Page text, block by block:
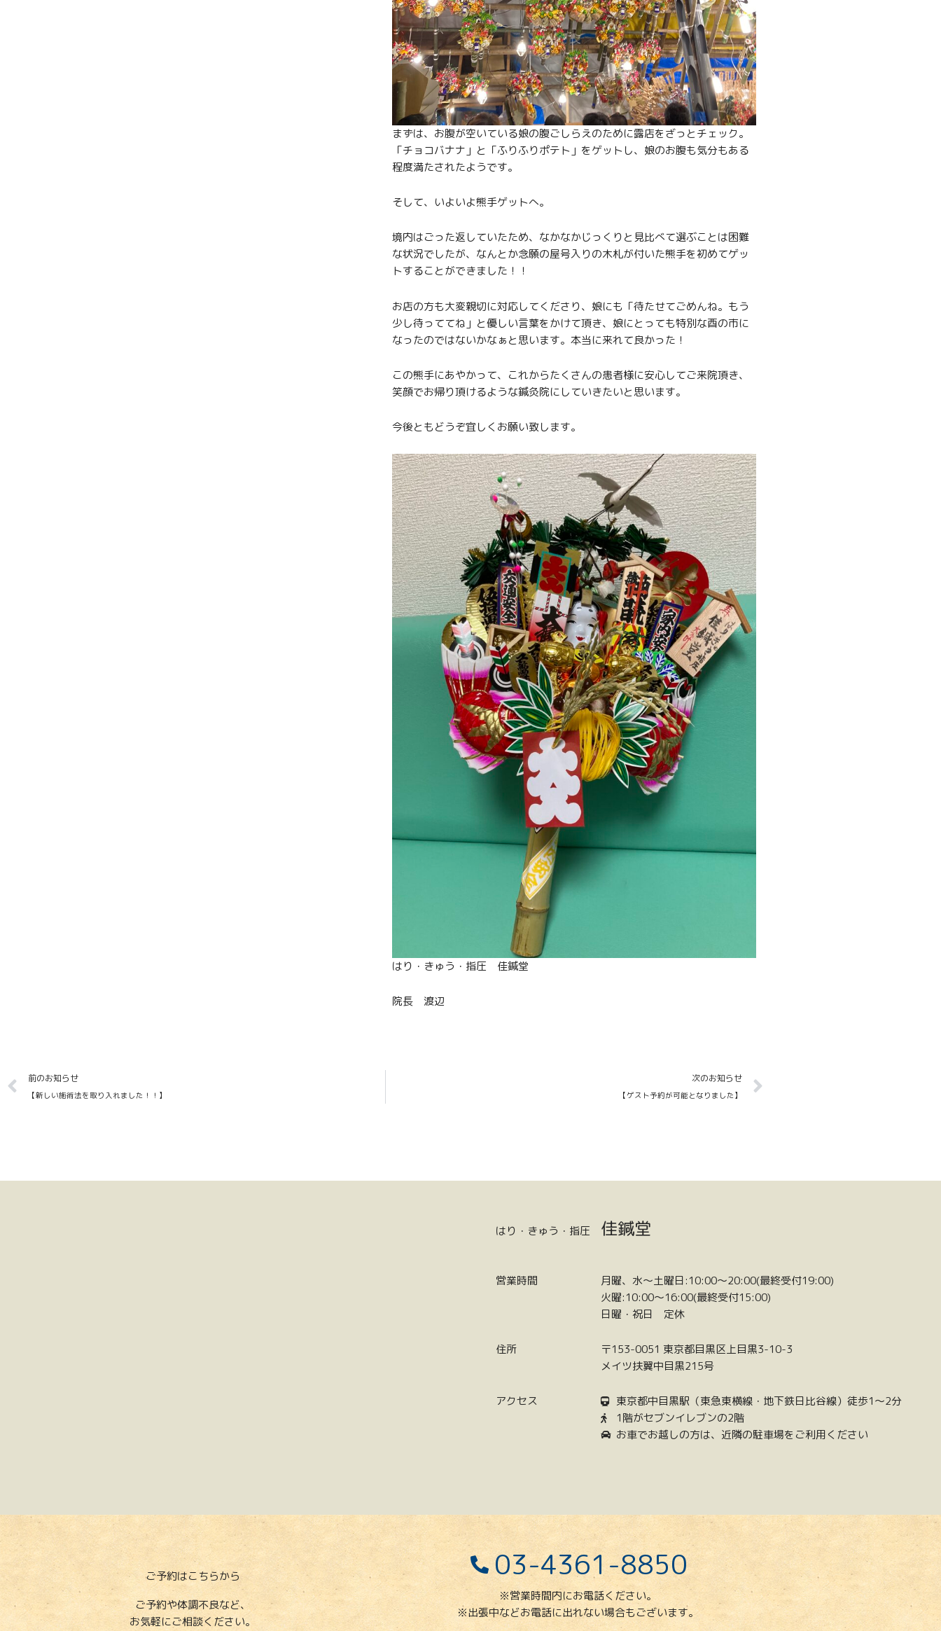
まずは、お腹が空いている娘の腹ごしらえのために露店をざっとチェック。
「チョコバナナ」と「ふりふりポテト」をゲットし、娘のお腹も気分もある
程度満たされたようです。
そして、いよいよ熊手ゲットへ。
境内はごった返していたため、なかなかじっくりと見比べて選ぶことは困難
な状況でしたが、なんとか念願の屋号入りの木札が付いた熊手を初めてゲッ
トすることができました！！
お店の方も大変親切に対応してくださり、娘にも「待たせてごめんね。もう
少し待っててね」と優しい言葉をかけて頂き、娘にとっても特別な酉の市に
なったのではないかなぁと思います。本当に来れて良かった！
この熊手にあやかって、これからたくさんの患者様に安心してご来院頂き、
笑顔でお帰り頂けるような鍼灸院にしていきたいと思います。
今後ともどうぞ宜しくお願い致します。
はり・きゅう・指圧 佳鍼堂
院長 渡辺
Prev
前のお知らせ
【新しい施術法を取り入れました！！】
次のお知らせ
【ゲスト予約が可能となりました】
はり・きゅう・指圧 佳鍼堂
営業時間
月曜、水〜土曜日:10:00〜20:00(最終受付19:00)
火曜:10:00〜16:00(最終受付15:00)
日曜・祝日 定休
住所
〒153-0051 東京都目黒区上目黒3-10-3
メイツ扶翼中目黒215号
アクセス
東京都中目黒駅（東急東横線・地下鉄日比谷線）徒歩1〜2分
1階がセブンイレブンの2階
お車でお越しの方は、近隣の駐車場をご利用ください
ご予約はこちらから
ご予約や体調不良など、
お気軽にご相談ください。
03-4361-8850
※営業時間内にお電話ください。
※出張中などお電話に出れない場合もございます。